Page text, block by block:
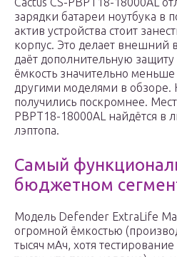
зарядки батареи ноутбука в
актив устройства стоит
корпус. Это делает внешний
даёт дополнительную
ёмкость значительно
другими моделями в обзоре.
получились поскромнее.
PBPT18-18000AL найдётся в
лэптопа.
Самый
бюджетном
Модель Defender ExtraLife
огромной ёмкостью
тысяч мАч, хотя